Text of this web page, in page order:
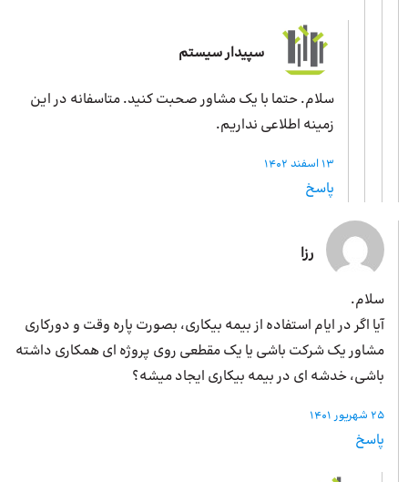
سپیدار سیستم
سلام. حتما با یک مشاور صحبت کنید. متاسفانه در این
زمینه اطلاعی نداریم.
13 اسفند 1402
پاسخ
رزا
سلام.
آیا اگر در ایام استفاده از بیمه بیکاری، بصورت پاره وقت و دورکاری
مشاور یک شرکت باشی یا یک مقطعی روی پروژه ای همکاری داشته
باشی، خدشه ای در بیمه بیکاری ایجاد میشه؟
25 شهریور 1401
پاسخ